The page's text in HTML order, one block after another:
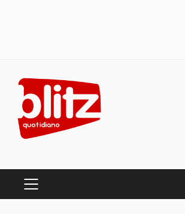
content
PRIMARY